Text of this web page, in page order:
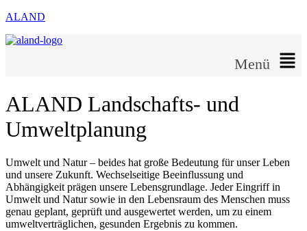
ALAND
Menü
ALAND Landschafts- und
Umweltplanung
Umwelt und Natur – beides hat große Bedeutung für unser Leben
und unsere Zukunft. Wechselseitige Beeinflussung und
Abhängigkeit prägen unsere Lebensgrundlage. Jeder Eingriff in
Umwelt und Natur sowie in den Lebensraum des Menschen muss
genau geplant, geprüft und ausgewertet werden, um zu einem
umweltverträglichen, gesunden Ergebnis zu kommen.